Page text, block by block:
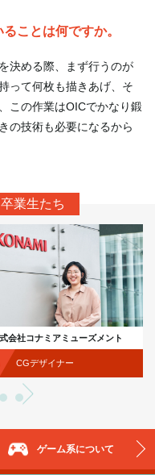
ことは何ですか。
決める際、まず行うのが
って何枚も描きあげ、そ
この作業はOICでかなり鍛
の技術も必要になるから
業生たち
会社コナミアミューズメント
CGデザイナー
ゲーム系について